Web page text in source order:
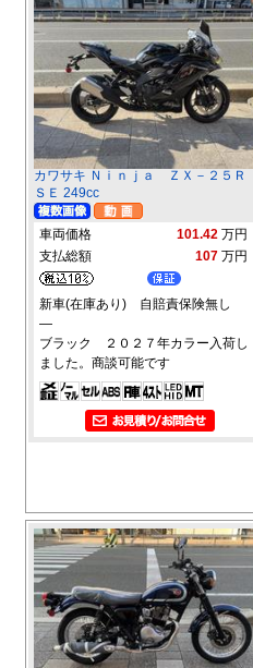
カワサキ Ｎｉｎｊａ ＺＸ－２５Ｒ
ＳＥ 249cc
車両価格 101.42 万円
支払総額
107 万円
新車(在庫あり) 自賠責保険無し
―
ブラック ２０２７年カラー入荷し
ました。商談可能です